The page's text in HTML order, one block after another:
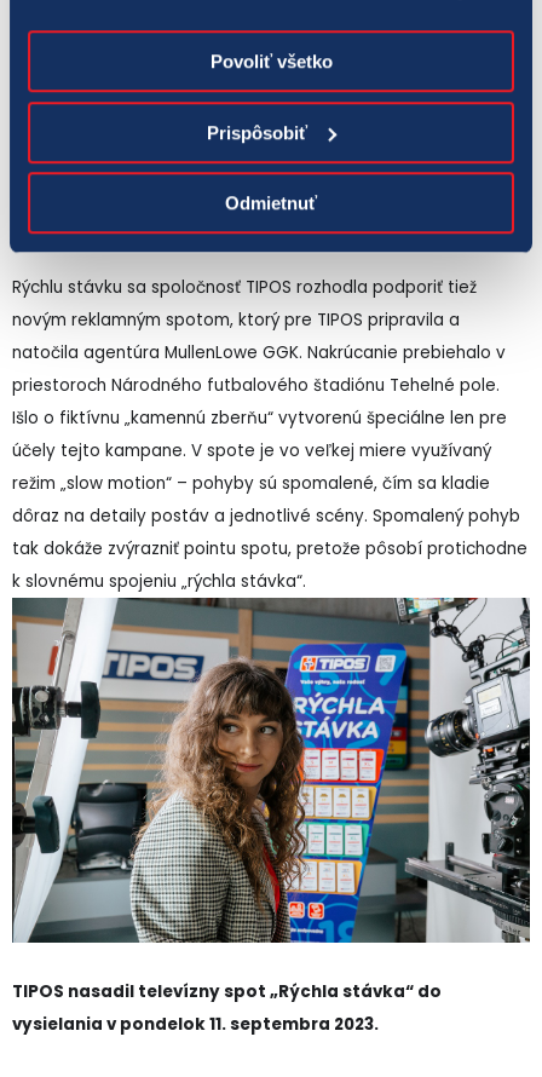
Povoliť všetko
Prispôsobiť
Odmietnuť
Rýchlu stávku sa spoločnosť TIPOS rozhodla podporiť tiež
novým reklamným spotom, ktorý pre TIPOS pripravila a
natočila agentúra MullenLowe GGK. Nakrúcanie prebiehalo v
priestoroch Národného futbalového štadiónu Tehelné pole.
Išlo o fiktívnu „kamennú zberňu“ vytvorenú špeciálne len pre
účely tejto kampane. V spote je vo veľkej miere využívaný
režim „slow motion“ – pohyby sú spomalené, čím sa kladie
dôraz na detaily postáv a jednotlivé scény. Spomalený pohyb
tak dokáže zvýrazniť pointu spotu, pretože pôsobí protichodne
k slovnému spojeniu „rýchla stávka“.
TIPOS nasadil televízny spot „Rýchla stávka“ do
vysielania v pondelok 11. septembra 2023.